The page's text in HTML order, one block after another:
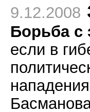
9.12.2008
Борьба с
если в